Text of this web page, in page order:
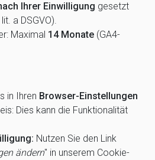
Ihrer Einwilligung gesetzt
a DSGVO).
Maximal 14 Monate (GA4-
in Ihren Browser-Einstellungen
Dies kann die Funktionalität
Nutzen Sie den Link
ändern" in unserem Cookie-